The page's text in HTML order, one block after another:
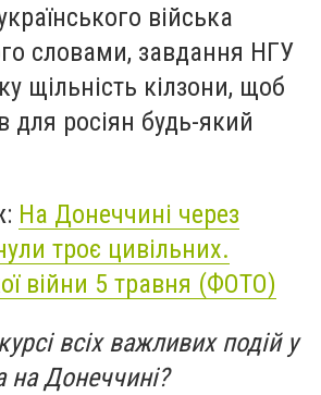
війська
словами, завдання НГУ
щільність кілзони, щоб
для росіян будь-який
На Донеччині через
троє цивільних.
війни 5 травня (ФОТО)
всіх важливих подій у
на Донеччині?